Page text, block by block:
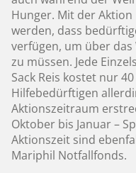
Hunger. Mit der
werden, dass
verfügen, um über
zu müssen. Jede
Sack Reis kostet nur
Hilfebedürftigen
Aktionszeitraum
Oktober bis Januar –
Aktionszeit sind
Mariphil Notfallfonds.